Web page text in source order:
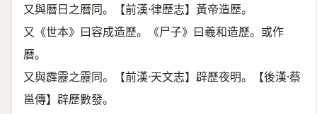
又與曆日之曆同。【前漢·律歷志】黃帝造歷。
又《世本》曰容成造歷。《尸子》曰羲和造歷。或作
曆。
又與霹靂之靂同。【前漢·天文志】辟歷夜明。【後漢·蔡
邕傳】辟歷數發。